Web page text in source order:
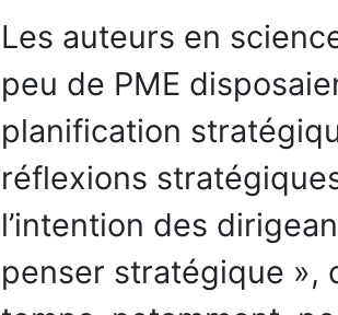
Les auteurs en
peu de PME
planification
réflexions
l’intention des
penser stratégique »,